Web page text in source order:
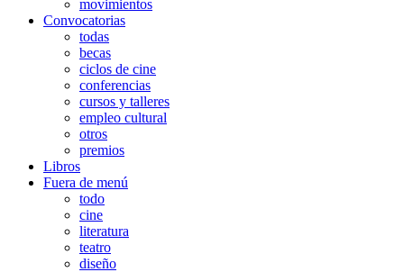
movimientos
Convocatorias
todas
becas
ciclos de cine
conferencias
cursos y talleres
empleo cultural
otros
premios
Libros
Fuera de menú
todo
cine
literatura
teatro
diseño